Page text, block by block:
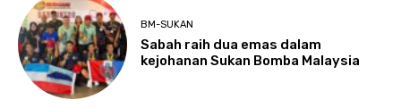
BM-SUKAN
Sabah raih dua emas dalam
kejohanan Sukan Bomba Malaysia